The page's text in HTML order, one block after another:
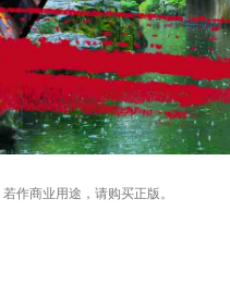
商业用途，请购买正版。